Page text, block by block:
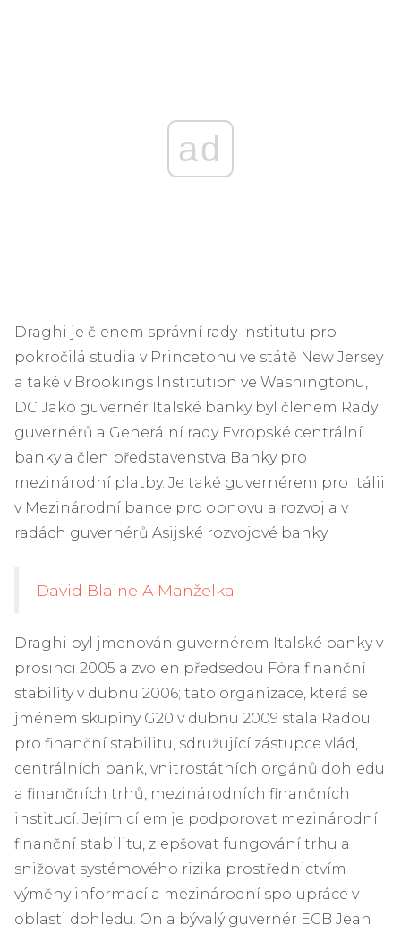
ad
Draghi je členem správní rady Institutu pro
pokročilá studia v Princetonu ve státě New Jersey
a také v Brookings Institution ve Washingtonu,
DC Jako guvernér Italské banky byl členem Rady
guvernérů a Generální rady Evropské centrální
banky a člen představenstva Banky pro
mezinárodní platby. Je také guvernérem pro Itálii
v Mezinárodní bance pro obnovu a rozvoj a v
radách guvernérů Asijské rozvojové banky.
David Blaine A Manželka
Draghi byl jmenován guvernérem Italské banky v
prosinci 2005 a zvolen předsedou Fóra finanční
stability v dubnu 2006; tato organizace, která se
jménem skupiny G20 v dubnu 2009 stala Radou
pro finanční stabilitu, sdružující zástupce vlád,
centrálních bank, vnitrostátních orgánů dohledu
a finančních trhů, mezinárodních finančních
institucí. Jejím cílem je podporovat mezinárodní
finanční stabilitu, zlepšovat fungování trhu a
snižovat systémového rizika prostřednictvím
výměny informací a mezinárodní spolupráce v
oblasti dohledu. On a bývalý guvernér ECB Jean